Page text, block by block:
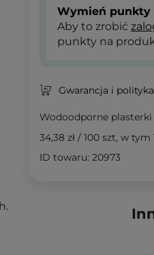
Wymień punkty
Aby to zrobić
punkty na
Gwarancja i
Wodoodporne plasterki
34,38 zł / 100 szt, w tym
ID towaru: 20973